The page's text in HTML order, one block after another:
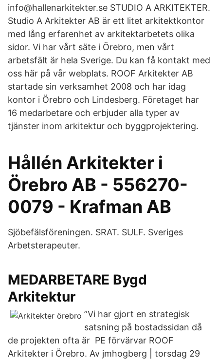
info@hallenarkitekter.se STUDIO A ARKITEKTER.
Studio A Arkitekter AB är ett litet arkitektkontor
med lång erfarenhet av arkitektarbetets olika
sidor. Vi har vårt säte i Örebro, men vårt
arbetsfält är hela Sverige. Du kan få kontakt med
oss här på vår webplats. ROOF Arkitekter AB
startade sin verksamhet 2008 och har idag
kontor i Örebro och Lindesberg. Företaget har
16 medarbetare och erbjuder alla typer av
tjänster inom arkitektur och byggprojektering.
Hållén Arkitekter i
Örebro AB - 556270-
0079 - Krafman AB
Sjöbefälsföreningen. SRAT. SULF. Sveriges
Arbetsterapeuter.
MEDARBETARE Bygd
Arkitektur
”Vi har gjort en strategisk
satsning på bostadssidan då
de projekten ofta är PE förvärvar ROOF
Arkitekter i Örebro. Av jmhogberg | torsdag 29